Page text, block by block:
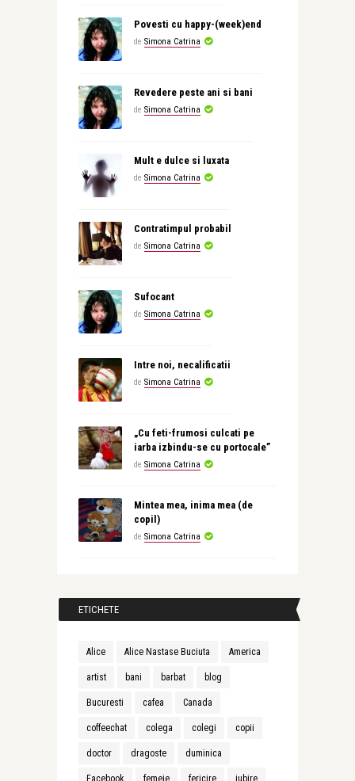
Povesti cu happy-(week)end
de Simona Catrina
Revedere peste ani si bani
de Simona Catrina
Mult e dulce si luxata
de Simona Catrina
Contratimpul probabil
de Simona Catrina
Sufocant
de Simona Catrina
Intre noi, necalificatii
de Simona Catrina
„Cu feti-frumosi culcati pe
iarba izbindu-se cu portocale”
de Simona Catrina
Mintea mea, inima mea (de
copil)
de Simona Catrina
ETICHETE
Alice Alice Nastase Buciuta America
artist bani barbat blog
Bucuresti cafea Canada
coffeechat colega colegi copii
doctor dragoste duminica
Facebook femeie fericire iubire